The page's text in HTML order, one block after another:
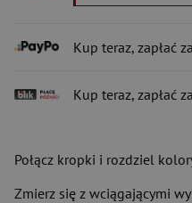
Kup teraz, zapłać za
Kup teraz, zapłać za
Połącz kropki i rozdziel
Zmierz się z wciągającymi